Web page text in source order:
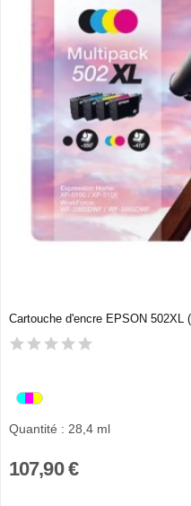
Cartouche d'encre EPSON 502XL
Quantité : 28,4 ml
107,90 €